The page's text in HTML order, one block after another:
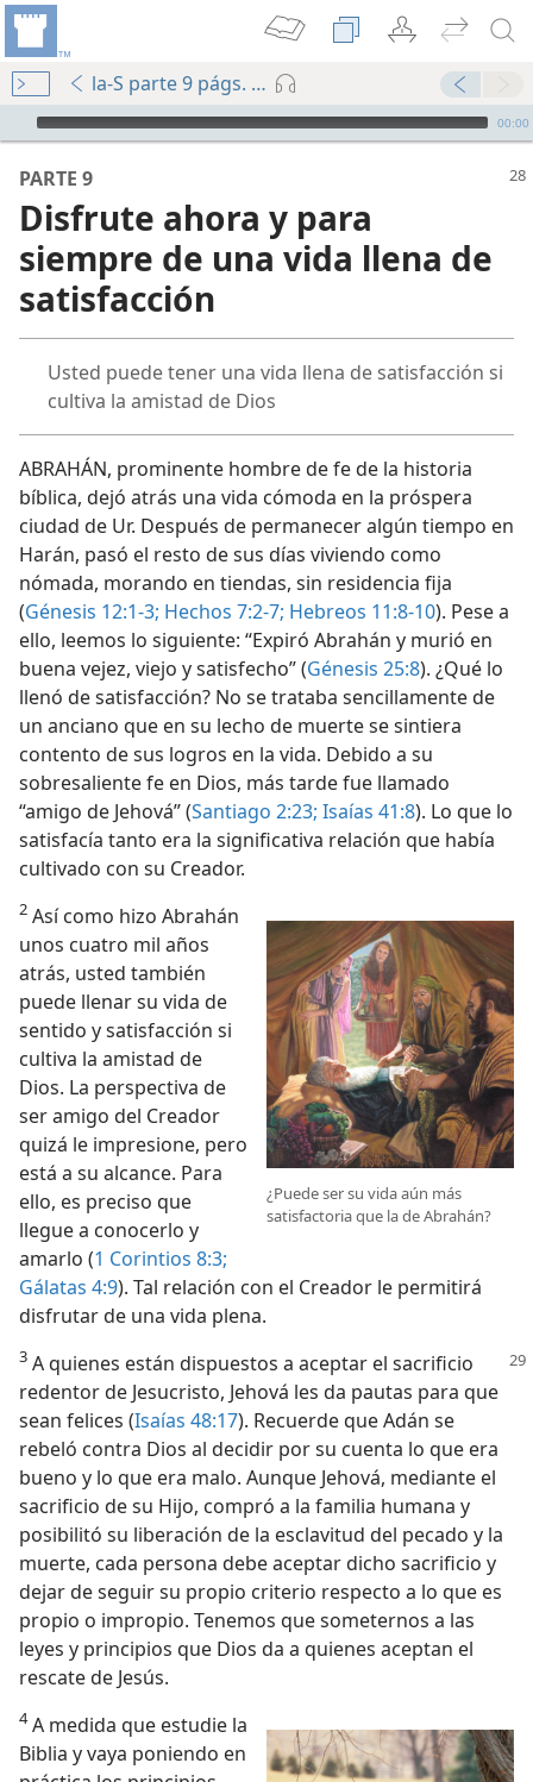
la-S parte 9 págs. 28-31
Audio Player
00:00
cosas”
2021
o por creación?
PARTE 9
Disfrute ahora y para
siempre de una vida llena de
satisfacción
Usted puede tener una vida llena de satisfacción si
cultiva la amistad de Dios
ABRAHÁN, prominente hombre de fe de la historia
bíblica, dejó atrás una vida cómoda en la próspera
ciudad de Ur. Después de permanecer algún tiempo en
Harán, pasó el resto de sus días viviendo como
nómada, morando en tiendas, sin residencia fija
(Génesis 12:1-3; Hechos 7:2-7; Hebreos 11:8-10). Pese a
ello, leemos lo siguiente: “Expiró Abrahán y murió en
buena vejez, viejo y satisfecho” (Génesis 25:8). ¿Qué lo
llenó de satisfacción? No se trataba sencillamente de
un anciano que en su lecho de muerte se sintiera
contento de sus logros en la vida. Debido a su
sobresaliente fe en Dios, más tarde fue llamado
“amigo de Jehová” (Santiago 2:23; Isaías 41:8). Lo que lo
satisfacía tanto era la significativa relación que había
cultivado con su Creador.
¿Puede ser su vida aún más
satisfactoria que la de Abrahán?
2 Así como hizo Abrahán
unos cuatro mil años
atrás, usted también
puede llenar su vida de
sentido y satisfacción si
cultiva la amistad de
Dios. La perspectiva de
ser amigo del Creador
quizá le impresione, pero
está a su alcance. Para
ello, es preciso que
llegue a conocerlo y
amarlo (1 Corintios 8:3;
Gálatas 4:9). Tal relación con el Creador le permitirá
disfrutar de una vida plena.
3 A quienes están dispuestos a aceptar el sacrificio
redentor de Jesucristo, Jehová les da pautas para que
sean felices (Isaías 48:17). Recuerde que Adán se
rebeló contra Dios al decidir por su cuenta lo que era
bueno y lo que era malo. Aunque Jehová, mediante el
sacrificio de su Hijo, compró a la familia humana y
posibilitó su liberación de la esclavitud del pecado y la
muerte, cada persona debe aceptar dicho sacrificio y
dejar de seguir su propio criterio respecto a lo que es
propio o impropio. Tenemos que someternos a las
leyes y principios que Dios da a quienes aceptan el
rescate de Jesús.
4A medida que estudie la
Biblia y vaya poniendo en